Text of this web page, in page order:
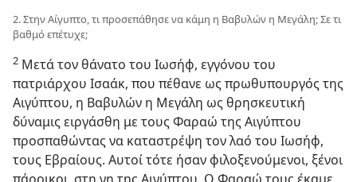
2. Στην Αίγυπτο, τι προσεπάθησε να κάμη η Βαβυλών η Μεγάλη; Σε τι
βαθμό επέτυχε;
2 Μετά τον θάνατο του Ιωσήφ, εγγόνου του
πατριάρχου Ισαάκ, που πέθανε ως πρωθυπουργός της
Αιγύπτου, η Βαβυλών η Μεγάλη ως θρησκευτική
δύναμις ειργάσθη με τους Φαραώ της Αιγύπτου
προσπαθώντας να καταστρέψη τον λαό του Ιωσήφ,
τους Εβραίους. Αυτοί τότε ήσαν φιλοξενούμενοι, ξένοι